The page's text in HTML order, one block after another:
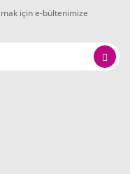
için e-bültenimize